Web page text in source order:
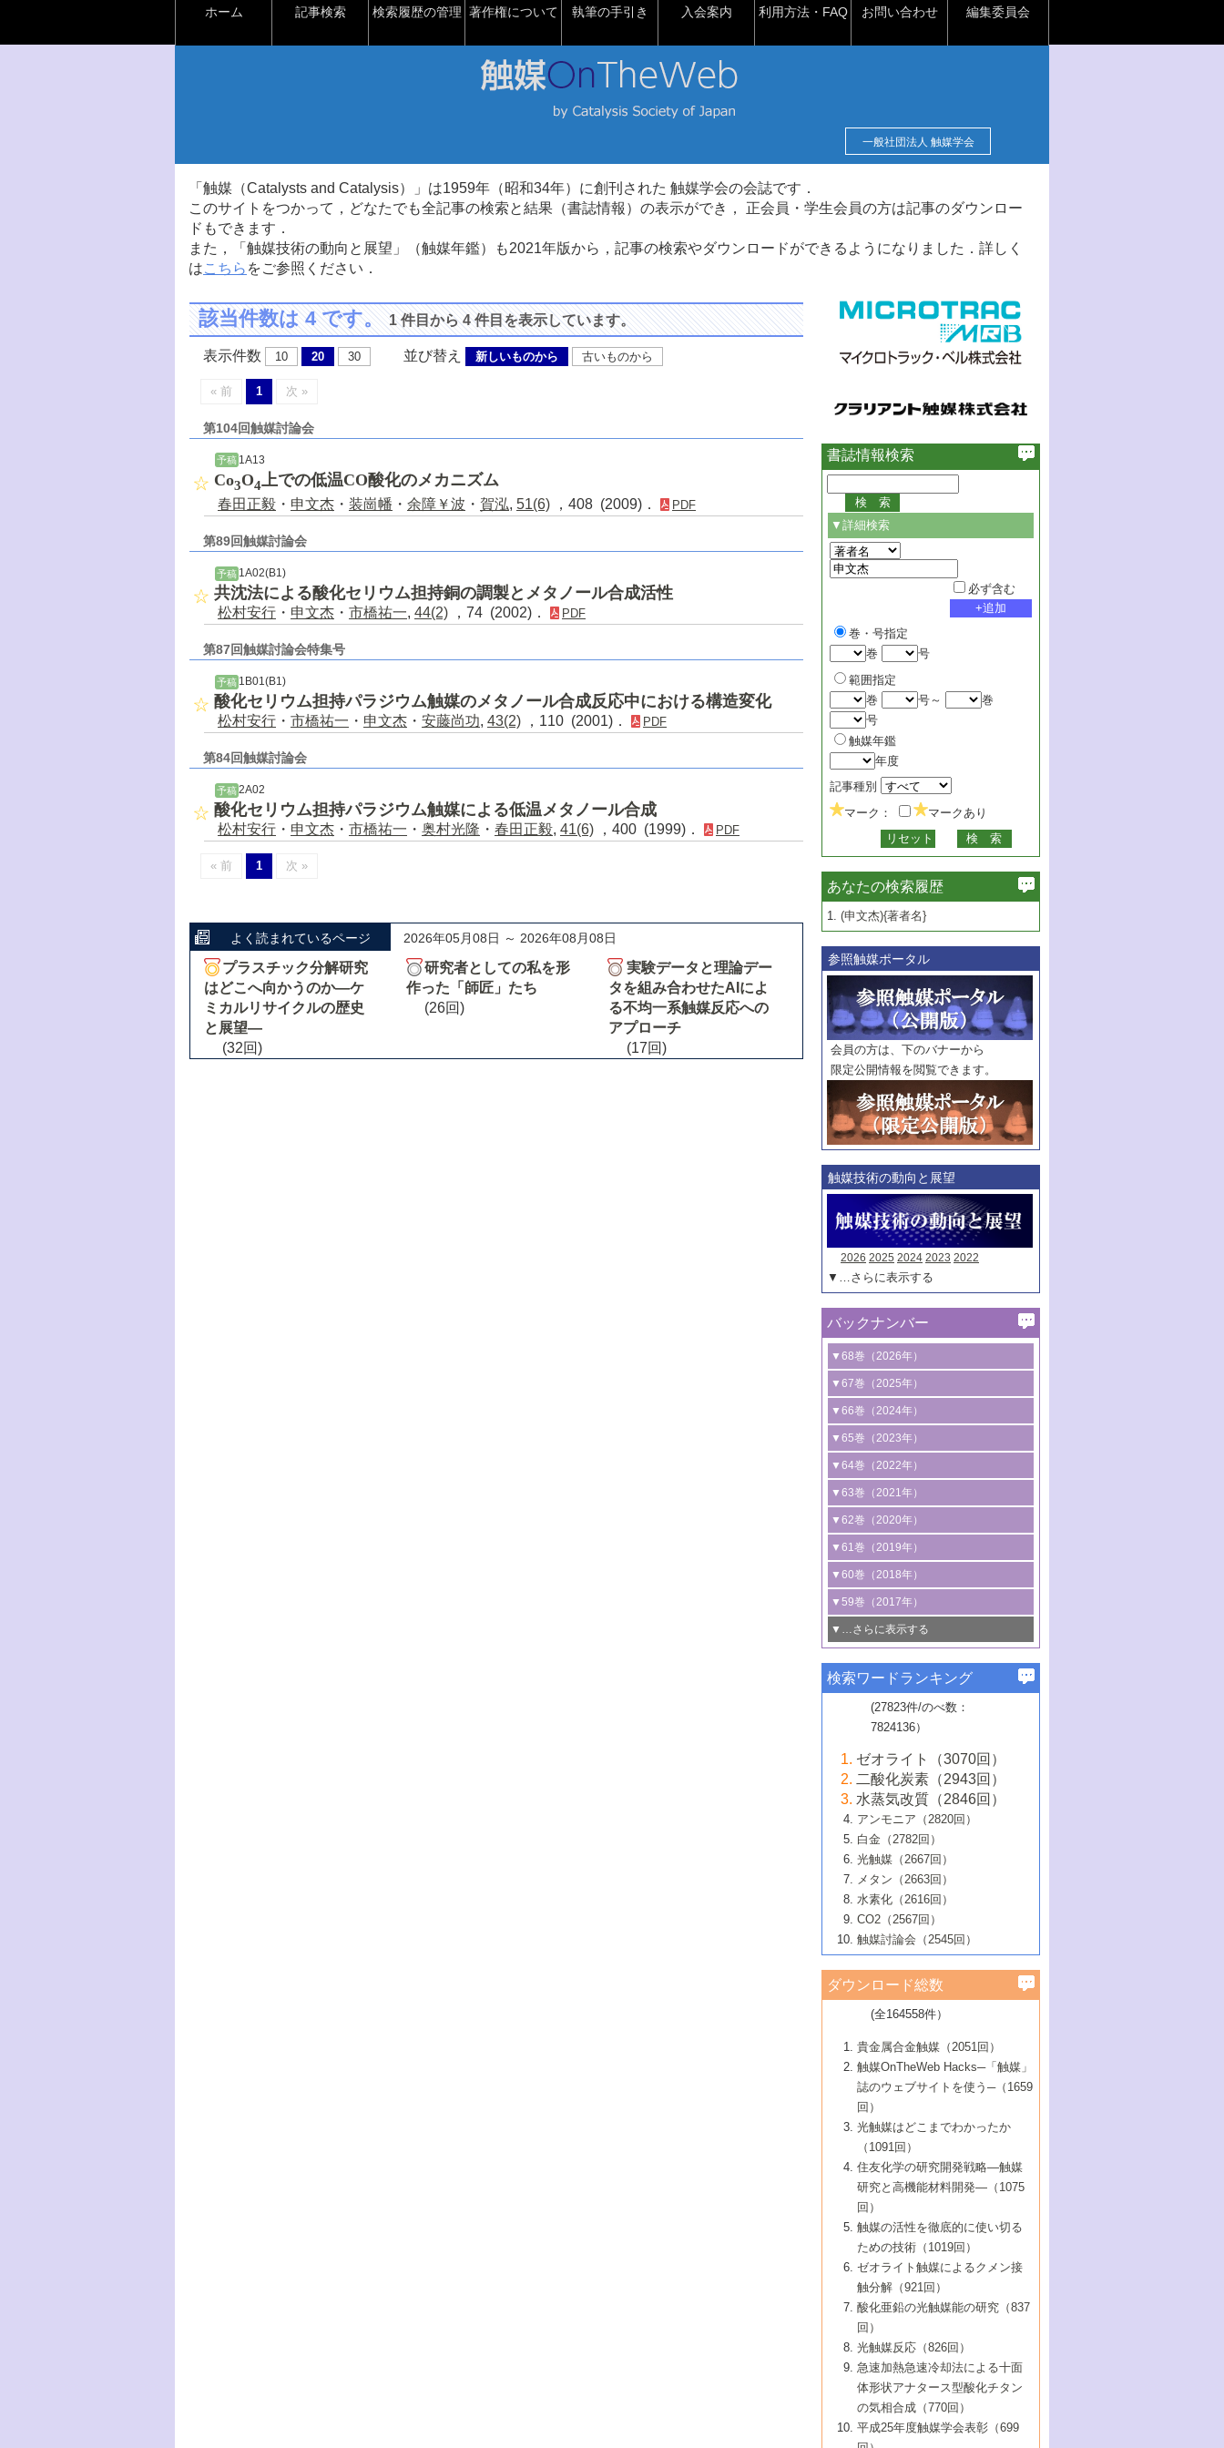
ホーム 記事検索 検索履歴の管理 著作権について 執筆の手引き 入会案内 利用方法・FAQ お問い合わせ 編集委員会
一般社団法人 触媒学会
「触媒（Catalysts and Catalysis）」は1959年（昭和34年）に創刊された 触媒学会の会誌です．
このサイトをつかって，どなたでも全記事の検索と結果（書誌情報）の表示ができ， 正会員・学生会員の方は記事のダウンロー
ドもできます．
また，「触媒技術の動向と展望」（触媒年鑑）も2021年版から，記事の検索やダウンロードができるようになりました．詳しく
はこちら をご参照ください．
該当件数は 4 です。1 件目から 4 件目を表示しています。
表示件数 10 20 30 並び替え 新しいものから 古いものから
« 前 1 次 »
第104回触媒討論会
予稿 1A13
Co3O4 上での低温CO酸化のメカニズム
春田正毅 ・ 申文杰 ・ 装崗幡 ・ 余障￥波 ・ 賀泓, 51(6) ，408 (2009)． PDF
第89回触媒討論会
予稿 1A02(B1)
共沈法による酸化セリウム担持銅の調製とメタノール合成活性
松村安行 ・ 申文杰 ・ 市橋祐一, 44(2) ，74 (2002)． PDF
第87回触媒討論会特集号
予稿1B01(B1)
酸化セリウム担持パラジウム触媒のメタノール合成反応中における構造変化
松村安行 ・ 市橋祐一 ・ 申文杰 ・ 安藤尚功, 43(2) ，110 (2001)． PDF
第84回触媒討論会
予稿2A02
酸化セリウム担持パラジウム触媒による低温メタノール合成
松村安行 ・ 申文杰 ・ 市橋祐一 ・ 奥村光隆 ・ 春田正毅, 41(6) ，400 (1999)． PDF
« 前 1 次 »
よく読まれているページ 2026年05月08日 ～ 2026年08月08日
プラスチック分解研究
はどこへ向かうのか―ケ
ミカルリサイクルの歴史
と展望―
(32回)
研究者としての私を形
作った「師匠」たち
(26回)
実験データと理論デー
タを組み合わせたAIによ
る不均一系触媒反応への
アプローチ
(17回)
書誌情報検索
▼詳細検索
必ず含む
巻・号指定
巻
号
範囲指定
巻
号～
巻
号
触媒年鑑
年度
記事種別
マーク：
マークあり
あなたの検索履歴
1. (申文杰){著者名}
参照触媒ポータル
会員の方は、下のバナーから
限定公開情報を閲覧できます。
触媒技術の動向と展望
2026 2025 2024 2023 2022
▼…さらに表示する
バックナンバー
▼68巻（2026年）
1号 過酸化水素合成に関する研究動向
2号 コンピューター技術により加速する
触媒開発
3号 有機分子変換やCO 資源化のための
光触媒に関する最近の研究
B号 第137回触媒討論会（2026年）
▼67巻（2025年）
1号 CO
水素化によるグリーン燃料/グリ
ーンケミカル製造
2号 水素製造のための水分解技術に関す
る最近の研究
3号 オレフィン系樹脂の精密合成に関す
る最新技術
4号 アルコール類の効率的変換を実現す
る非貴金属触媒の研究動向
5号 ゼオライトの合成と応用における研
究動向
6号 ヘテロ接合界面
B号 第135回触媒討論会（2025年）
▼66巻（2024年）
1号 低次元ナノ構造を有する触媒材料
2号 規制反応場を活用した固体触媒研究
の新展開
3号 未踏分子変換を目指した酸化触媒プ
ロセスの最前線
4号 シンクロトロン放射光および中性子
線を利用した触媒解析技術の最先端
5号 単原子触媒
6号 参照触媒委員会からのお知らせ
B号 第133回触媒討論会（2023年）
▼65巻（2023年）
1号 炭素が関わる触媒機能
2号 プラスチックケミカルリサイクルの
ための触媒技術
3号 非酸化物系金属化合物を基盤とした
触媒材料の開発
4号 格子酸素・格子酸素欠陥を利用した
触媒反応
5号 生体触媒によるエネルギー変換反応
6号 窒素とリンの循環のための触媒・機
能性材料
▼64巻（2022年）
1号 合成ガス製造とCOを用いるケミカル
ズ合成の最新動向
2号 化学品合成のための合金触媒開発
3号 CO の排出削減および有効活用のた
めの触媒技術
4号 若手による情報発信企画～とびたて
若き触媒の研究者たち～（1）
若き触媒の研究者たち～（2）
6号 石油のノーブル・ユースを志向した
触媒技術
大学：オンライン・対面開催）
▼63巻（2021年）
1号 金触媒の新展開
2号 ペロブスカイト
3号 特殊反応場を利用した触媒的分子変
換反応
4号 多孔質材料を用いた触媒の新展開
5号 情報学的手法を用いた触媒開発
6号 カーボンニュートラルに向けた電解
技術
B号 第127回触媒討論会（2021年・オン
ライン開催(Zoom)のみ）
▼62巻（2020年）
1号 触媒設計を拓く欠陥構造のキャラク
タリゼーション
2号 機能化学品製造に資するクリーンな
触媒的酸化反応
3号 水処理のための触媒化学
4号 光触媒を用いた水分解の最新の研究
動向
5号 次世代の触媒プロセスを支えるマイ
6号 メタン転換技術の最新動向
B号 第125回触媒討論会（2020年・工学
院大学）
▼61巻（2019年）
1号 物質移動制御に着目した触媒プロセ
ス開発
2号 CO2 フリー水素サプライチェーンに
関わる触媒開発動向
3号 精密高分子合成に関する最近の研究
動向
4号 バイオマス化成品製造のための触媒
5号 固体触媒による含窒素有機化合物変
換の最前線
6号 貴金属使用量低減に向けた自動車排
ガス浄化触媒の開発
B号 第123回触媒討論会（2019年・大阪
▼60巻（2018年）
1号 固体酸触媒の最新の研究動向
2号 二酸化炭素からの有用化学品合成
3号 ナノ粒子・クラスター触媒の最前線
4号 60周年記念企画
5号 進化するゼオライト合成技術
6号 非貴金属系触媒における電気化学的
B号 第121回触媒討論会（2018年・東京
大学）
▼59巻（2017年）
1号 いたるところに，触媒
最先端技術
3号 無機分離膜材料の開発と触媒反応プ
ロセスへの適用
5号 水素のふるまいを解き明かす最先端
研究
6号 低級アルカンの有効利用のための触
媒技術
B号 第119回触媒討論会（2017年・首都
大学東京）
▼…さらに表示する
1号 ユニークな構造の高分子を生み出す触
2号 リグニンからの化成品製造に向けた触
媒技術
3号 触媒研究の最先端～とびたて若き研究
者たち～（1）
4号 触媒研究の最先端～とびたて若き研究
者たち～（2）
5号 触媒研究の最先端～とびたて若き研究
者たち～（3）
6号 イオニクス材料と燃料電池・電解合成
の最新の研究動向
B号 第117回触媒討論会（2016年・大阪府
立大学）
▼57巻（2015年）
1号 水素キャリアにかかわる触媒技術の新
2号 石油精製用触媒の最近の進展
3号 固体酸化物形燃料電池（SOFC）におけ
るアノード触媒上での燃料直接改質技術
4号 コアシェル構造の制御による触媒機能
5号 工業触媒およびその周辺技術の最近の
進歩
6号 ナノシート
B号 第115回触媒討論会（2015年・成蹊大
▼56巻（2014年）
2号 光触媒反応機構に関する最新の研究動
向
開発動向
4号 人工光合成に向けた近年のアプローチ
5号 未利用熱エネルギーの有効活用に貢献
する触媒技術
6号 ポリオキソメタレート
B号 第113回触媒討論会（2014年・ロワジ
ールホテル豊橋）
1号 高耐久性燃料電池システム用触媒にお
ける新展開
2号 リビングラジカル重合の最近の動向
3号 天然ガスの化学工業的展開に関する触
媒技術
4号 貴金属触媒の精密構造制御とその活用
5号 バイオマス化成品製造のための固体触
6号 ナノ空間─吸着状態解析から新機能開拓
B号 第111回触媒討論会（2013年・関西大
▼54巻（2012年）
1号 規則性多孔体の利用技術における最近
の進歩
2号 第109回触媒討論会
3号 貴金属低減技術の最新動向
4号 貴金属代替技術の最新動向
5号 光触媒による物質変換反応の新展開
6号 グラフェン
7号 水素を利用する化成品合成の新潮流
▼53巻（2011年）
1号 金属学から見る合金触媒の新展開
2号 第107回触媒討論会
3号 触媒のその場観察法の進歩（１）
4号 触媒のその場観察法の進歩（２）
5号 不活性結合の触媒的活性化による有機
合成
6号 新しい固体酸触媒技術
7号 ゼオライト合成における最近の進歩
▼52巻（2010年）
1号 触媒の劣化対策と長寿命触媒開発
2号 第105回触媒討論会
3号 ナノ構造が拓く新機能
4号 活性サイトおよびその環境の精密な設
計による触媒の高機能化
5号 触媒を有効に使うための技術
7号 有機分子触媒による精密有機合成
8号 高機能化ポリオレフィンに向けた重合
触媒の最近の進展
1号 炭素材料－熱い注目を集める材料－
2号 第103回触媒討論会
3号 環境浄化用光触媒の現状と課題
4号 水素社会の実現に向けた水素製造・貯
蔵技術の進歩
5号 CO2が関わる触媒・材料
7号 持続可能社会実現のための触媒および
触媒関連技術
▼50巻（2008年）
1号 触媒化学と学会のこの10年，半世紀，
そして未来
2号 第101回触媒討論会
4号 錯体を利用したユニークな表面構造の
構築と機能
5号 若手会員による触媒研究の未来展望1：
企業編
6号 第102回触媒討論会
7号 触媒・化学反応における計算化学の進
8号 若手研究者による触媒研究の未来展望
2：大学・研究所編
▼49巻（2007年）
1号 含フッ素化合物の合成と触媒
2号 第99回触媒討論会
3号 実用的ファインケミカル合成プロセス
を実現する触媒
5号 こんな物質，あんな物質―新たな触媒
の可能性―
7号 『結晶の化学』を活かした触媒研究
8号 イオン液体の応用
▼48巻（2006年）
1号 固体酸触媒の最近の進歩
2号 第97回触媒討論会
3号 リビング重合触媒の最近の展開
5号 水素製造・貯蔵のための触媒技術の新
しい展開
6号 第98回触媒討論会
7号 基礎化学品製造の触媒技術
8号 多機能型リアクター
1号 最近の触媒担体とその効果
2号 第95回触媒討論会
4号 水分解用光触媒材料
5号 時間分解分光の進歩と応用
6号 第96回触媒討論会
8号 超臨界流体を用いた化学プロセスの新
▼46巻（2004年）
1号 部分酸化反応触媒の最前線
2号 第93回触媒討論会
3号 特殊エネルギー場の触媒反応
4号 生体内における金属の触媒作用
5号 ファインケミカルズの展開に寄与する
6号 第94回触媒討論会
7号 サブナノレベルでみた新しい表面現象
8号 オレフィン重合触媒の新たな展
▼45巻（2003年）
1号 なぜこの触媒が良いのか？
2号 第91回触媒討論会
3号 最近の自動車排ガス処理技術
4号 触媒研究の現状と将来─第90回触媒討論
5号 基礎化学品製造の触媒技術
6号 第92回触媒討論会
7号 基礎化学品製造の触媒技術
8号 資源の循環と触媒技術
▼44巻（2002年）
1号 高次制御された触媒の化学
2号 第89回触媒討論会
3号 触媒を利用した電気化学の新展開
4号 ナノ材料の調製と機能化
5号 こんな触媒が欲しい
6号 第90回触媒討論会
7号 触媒研究と学術雑誌/情報
8号 若い世代からみた触媒化学の現状と未
▼43巻（2001年）
1号 グリーンケミストリーと触媒
2号 第87回触媒討論会特集号
3号 生体触媒とバイオプロセス
4号 水素製造・利用の触媒化学
5号 触媒研究における新しい切り口：コン
ビナトリアルケミストリー
6号 第88回触媒討論会特集号
7号 企業における触媒研究のブレークスル
8号 この材料を触媒として使ってみません
▼42巻（2000年）
1号 触媒反応工学の明日を拓く
2号 第85回触媒討論会
3号 反応ダイナミクス
5号 触媒のおもしろさをどのように伝える
6号 第86回触媒討論会
7号 水素化精製触媒の新しい展開
8号 新しい反応性と機能性を目指した金属
クラスタ-化学
▼41巻（1999年）
1号 孔、穴、あな?-特異な空間とその利用-
2号 第83回触媒討論会
3号 均一系触媒反応最前線
4号 実用炭素材料の新展開
5号 研究の方法論を考える
7号 機能性金属材料と触媒
8号 触媒研究へのNMRの応用と展望
▼40巻（1998年）
進展と21世紀への提言/創立40周年記念・触
媒学会この10年の歩みとこれから/創立40周
2号 第81回触媒討論会
3号 計算機触媒化学へのさそい
4号 触媒劣化の制御と予測
5号 最新の実用プロセスと触媒
6号 第82回触媒討論会
7号 ナノ構造体の化学
8号 あの反応は今
1号 均一系と不均一系触媒反応-その特徴と
接点
2号 第79回触媒討論会
3号 最新NO除去触媒の実用化研究
4号 新しい反応場を目指した触媒調製
5号 反応・分離技術の新しい展開
6号 第80回触媒討論会
8号 AFMでみる世界
▼38巻（1996年）
1号 触媒の構造と触媒作用/C1化学を中心と
する21世紀への触媒
3号 オリンピックメダル:金・銀・銅はどん
な触媒作用を示すか
4号 触媒作用における機能の複合化
5号 未来を拓け！若手研究者
6号 第78回触媒討論会
7号 ダイナミックな領域への触媒研究の展
開/C1化学を中心とする21世紀への触媒
▼37巻（1995年）
1号 ファインケミカルズと固体触媒
2号 第75回触媒討論会
3号 希土類を利用した触媒
4号 触媒とリサイクル
5号 エネルギー変換触媒
6号 第76回触媒討論会
7号 表面吸着相の新しい展開
8号 マイクロポーラス・クリスタル触媒の
▼36巻（1994年）
1号 電気化学と触媒
2号 第73回触媒討論会
3号 C4化学の展開
4号 《通常号》
5号 《通常号》
6号 第74回触媒討論会
▼35巻（1993年）
1号 工業触媒開発マニュアル―探索から工
業化まで
2号 第71回触媒討論会
3号 研究開発のうらおもて―着想と展開
4号 触媒劣化と寿命の予測
5号 環境に優しい触媒
▼34巻（1992年）
1号 インパクトを与えたこの研究
2号 第69回触媒討論会
3号 ケミカルズ合成触媒―新しい展開と応
▼33巻（1991年）
1号 触媒プロセス開発マニュアル―探索か
ら工業化まで，知っておきたいこと PartII
2号 第67回触媒討論会
▼32巻（1990年）
1号 21世紀に向けて触媒研究の飛躍をめざ
す―触媒化学の裾野を広げよう
2号 第65回触媒討論会
▼31巻（1989年）
1号 情報科学と反応設計・材料設計
▼30巻（1988年）
検索ワードランキング
(27823件/のべ数：
7824136）
ゼオライト（3070回）
二酸化炭素（2943回）
水蒸気改質（2846回）
アンモニア（2820回）
白金（2782回）
光触媒（2667回）
メタン（2663回）
水素化（2616回）
CO2（2567回）
触媒討論会（2545回）
ダウンロード総数
(全164558件）
貴金属合金触媒（2051回）
触媒OnTheWeb Hacks─「触媒」
誌のウェブサイトを使う─（1659
回）
光触媒はどこまでわかったか
（1091回）
住友化学の研究開発戦略―触媒
研究と高機能材料開発―（1075
回）
触媒の活性を徹底的に使い切る
ための技術（1019回）
ゼオライト触媒によるクメン接
触分解（921回）
酸化亜鉛の光触媒能の研究（837
回）
光触媒反応（826回）
急速加熱急速冷却法による十面
体形状アナタース型酸化チタン
の気相合成（770回）
平成25年度触媒学会表彰（699